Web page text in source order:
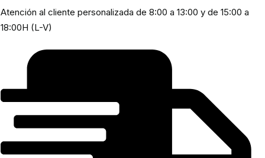
Atención al cliente personalizada de 8:00 a 13:00 y de 15:00 a
18:00H (L-V)